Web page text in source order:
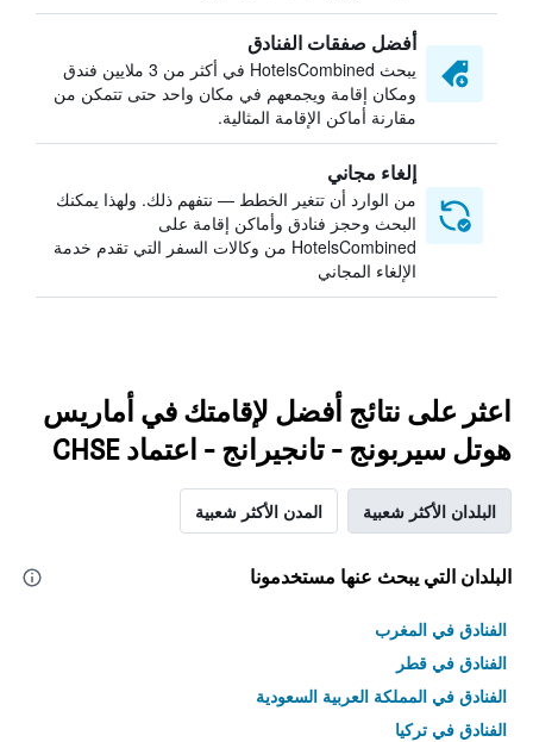
أفضل صفقات الفنادق
يبحث HotelsCombined في أكثر من 3 ملايين فندق
ومكان إقامة ويجمعهم في مكان واحد حتى تتمكن من
مقارنة أماكن الإقامة المثالية.
إلغاء مجاني
من الوارد أن تتغير الخطط — نتفهم ذلك. ولهذا يمكنك
البحث وحجز فنادق وأماكن إقامة على
HotelsCombined من وكالات السفر التي تقدم خدمة
الإلغاء المجاني
اعثر على نتائج أفضل لإقامتك في أماريس
هوتل سيربونج - تانجيرانج - اعتماد CHSE
البلدان الأكثر شعبية المدن الأكثر شعبية
البلدان التي يبحث عنها مستخدمونا
الفنادق في المغرب
الفنادق في قطر
الفنادق في المملكة العربية السعودية
الفنادق في تركيا